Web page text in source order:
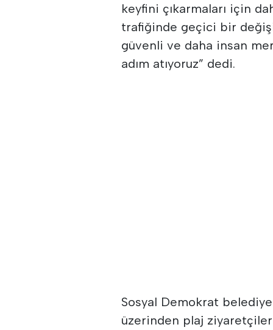
keyfini çıkarmaları için
trafiğinde geçici bir
güvenli ve daha insan
adım atıyoruz” dedi.
Sosyal Demokrat
üzerinden plaj